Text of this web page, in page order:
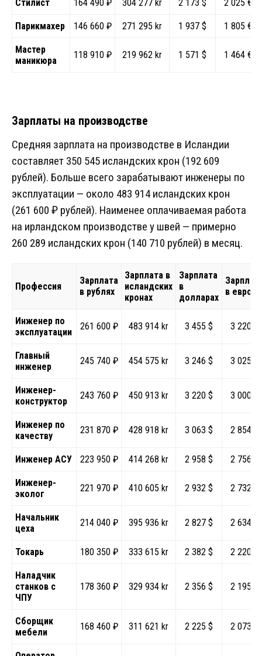
Стилист 164 490 ₽ 304 277 kr 2 173 $ 2 025 €
Парикмахер 146 660 ₽ 271 295 kr 1 937 $ 1 805 €
Мастер
маникюра
118 910 ₽ 219 962 kr 1 571 $ 1 464 €
Зарплаты на производстве
Средняя зарплата на производстве в Исландии
составляет 350 545 исландских крон (192 609
рублей). Больше всего зарабатывают инженеры по
эксплуатации — около 483 914 исландских крон
(261 600 ₽ рублей). Наименее оплачиваемая работа
на ирландском производстве у швей — примерно
260 289 исландских крон (140 710 рублей) в месяц.
Профессия
Зарплата
в рублях
Зарплата в
исландских
кронах
Зарплата
в
долларах
в евро
Инженер по
эксплуатации
261 600 ₽ 483 914 kr 3 455 $ 3 220 €
Главный
инженер
245 740 ₽ 454 575 kr 3 246 $ 3 025 €
Инженер-
конструктор
243 760 ₽ 450 913 kr 3 220 $ 3 000 €
Инженер по
качеству
231 870 ₽ 428 918 kr 3 063 $ 2 854 €
Инженер АСУ 223 950 ₽ 414 268 kr 2 958 $ 2 756 €
Инженер-
эколог
221 970 ₽ 410 605 kr 2 932 $ 2 732 €
Начальник
цеха
214 040 ₽ 395 936 kr 2 827 $ 2 634 €
Токарь 180 350 ₽ 333 615 kr 2 382 $ 2 220 €
Наладчик
станков с
ЧПУ
178 360 ₽ 329 934 kr 2 356 $ 2 195 €
Сборщик
мебели
168 460 ₽ 311 621 kr 2 225 $ 2 073 €